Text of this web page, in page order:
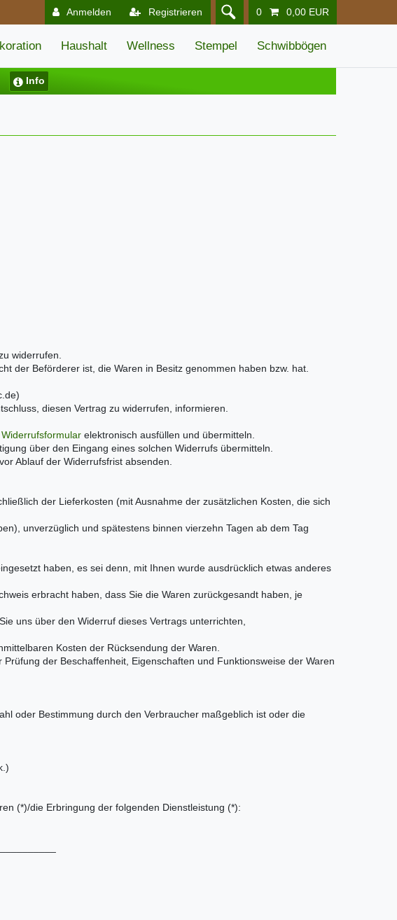
Anmelden Registrieren 0 0,00 EUR
Haushalt Wellness Stempel Schwibbögen
Info
widerrufen.
der Beförderer ist, die Waren in Besitz genommen haben bzw. hat.
diesen Vertrag zu widerrufen, informieren.
Widerrufsformular elektronisch ausfüllen und übermitteln.
über den Eingang eines solchen Widerrufs übermitteln.
Ablauf der Widerrufsfrist absenden.
der Lieferkosten (mit Ausnahme der zusätzlichen Kosten, die sich
unverzüglich und spätestens binnen vierzehn Tagen ab dem Tag
haben, es sei denn, mit Ihnen wurde ausdrücklich etwas anderes
erbracht haben, dass Sie die Waren zurückgesandt haben, je
uns über den Widerruf dieses Vertrags unterrichten,
Kosten der Rücksendung der Waren.
der Beschaffenheit, Eigenschaften und Funktionsweise der Waren
oder Bestimmung durch den Verbraucher maßgeblich ist oder die
(*)/die Erbringung der folgenden Dienstleistung (*):